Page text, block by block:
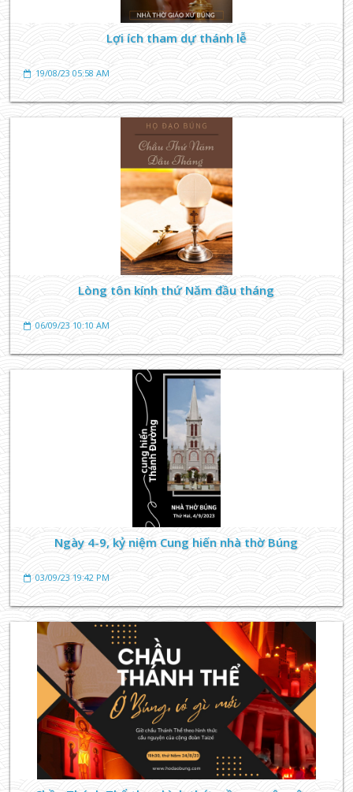
Bổn mạng Giáo phận Phú Cường, Thánh Phêrô
23/08/23 19:55 PM
Chầu Thánh Thể theo hình thức cầu nguyện cộng
TIN TỨC GIÁO XỨ
Chầu Thánh Thể theo Tông huấn Bí tích Tình yêu
TIN TỨC GIÁO XỨ
Lợi ích tham dự thánh lễ
19/08/23 05:58 AM
Lợi ích tham dự thánh lễ
19/08/23 05:58 AM
Lòng tôn kính thứ Năm đầu tháng
06/09/23 10:10 AM
Ngày 4-9, kỷ niệm Cung hiến nhà thờ Búng
03/09/23 19:42 PM